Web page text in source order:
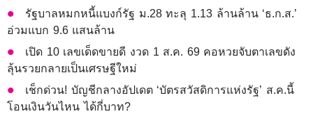
รัฐบาลหมกหนี้แบงก์รัฐ ม.28 ทะลุ 1.13 ล้านล้าน ‘ธ.ก.ส.’
อ่วมแบก 9.6 แสนล้าน
เปิด 10 เลขเด็ดขายดี งวด 1 ส.ค. 69 คอหวยจับตาเลขดัง
ลุ้นรวยกลายเป็นเศรษฐีใหม่
เช็กด่วน! บัญชีกลางอัปเดต ‘บัตรสวัสดิการแห่งรัฐ’ ส.ค.นี้
โอนเงินวันไหน ได้กี่บาท?